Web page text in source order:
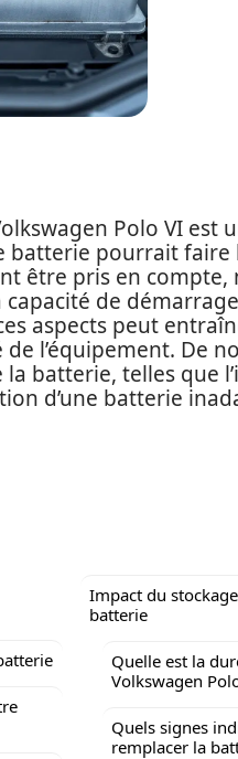
Polo VI est
pourrait faire
être pris en
de
aspects peut
l’équipement. De
batterie, telles que
d’une batterie
Impact du
batterie
Quelle est la
Volkswagen
Quels signes
remplacer la